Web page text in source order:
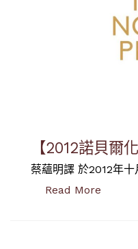
【2012諾貝爾
蔡蘊明譯 於2012年
Read More